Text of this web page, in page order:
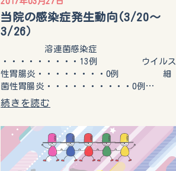
当院の感染症発生動向(3/20～
3/26）
溶連菌感染症
・・・・・・・・・13例 ウイルス
性胃腸炎・・・・・・・・0例 細
菌性胃腸炎・・・・・・・・・・0例…
続きを読む